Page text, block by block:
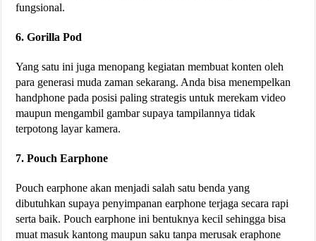
fungsional.
6. Gorilla Pod
Yang satu ini juga menopang kegiatan membuat konten oleh
para generasi muda zaman sekarang. Anda bisa menempelkan
handphone pada posisi paling strategis untuk merekam video
maupun mengambil gambar supaya tampilannya tidak
terpotong layar kamera.
7. Pouch Earphone
Pouch earphone akan menjadi salah satu benda yang
dibutuhkan supaya penyimpanan earphone terjaga secara rapi
serta baik. Pouch earphone ini bentuknya kecil sehingga bisa
muat masuk kantong maupun saku tanpa merusak eraphone